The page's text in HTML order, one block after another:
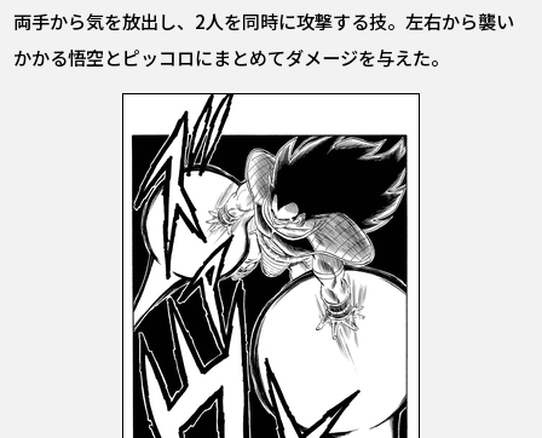
両手から気を放出し、2人を同時に攻撃する技。左右から襲い
かかる悟空とピッコロにまとめてダメージを与えた。